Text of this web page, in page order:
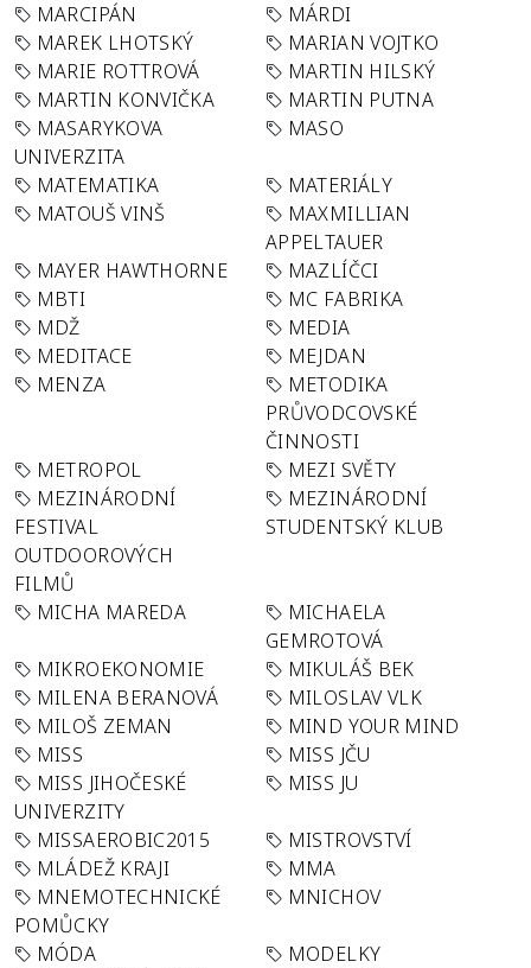
MARCIPÁN
MÁRDI
MAREK LHOTSKÝ
MARIAN VOJTKO
MARIE ROTTROVÁ
MARTIN HILSKÝ
MARTIN KONVIČKA
MARTIN PUTNA
MASARYKOVA
UNIVERZITA
MASO
MATEMATIKA
MATERIÁLY
MATOUŠ VINŠ
MAXMILLIAN
APPELTAUER
MAYER HAWTHORNE
MAZLÍČCI
MBTI
MC FABRIKA
MDŽ
MEDIA
MEDITACE
MEJDAN
MENZA
METODIKA
PRŮVODCOVSKÉ
ČINNOSTI
METROPOL
MEZI SVĚTY
MEZINÁRODNÍ
FESTIVAL
OUTDOOROVÝCH
FILMŮ
MEZINÁRODNÍ
STUDENTSKÝ KLUB
MICHA MAREDA
MICHAELA
GEMROTOVÁ
MIKROEKONOMIE
MIKULÁŠ BEK
MILENA BERANOVÁ
MILOSLAV VLK
MILOŠ ZEMAN
MIND YOUR MIND
MISS
MISS JČU
MISS JIHOČESKÉ
UNIVERZITY
MISS JU
MISSAEROBIC2015
MISTROVSTVÍ
MLÁDEŽ KRAJI
MMA
MNEMOTECHNICKÉ
POMŮCKY
MNICHOV
MÓDA
MODELKY